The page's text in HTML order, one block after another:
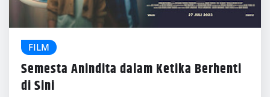
FILM
Semesta Anindita dalam Ketika Berhenti
di Sini